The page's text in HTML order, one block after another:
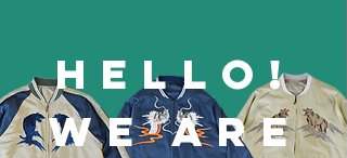
HELLO!
WE ARE